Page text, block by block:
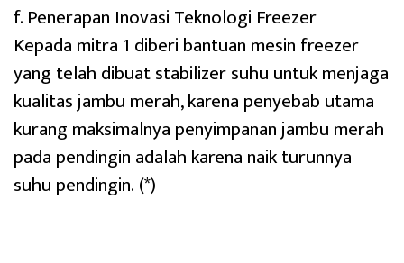
f. Penerapan Inovasi Teknologi Freezer
Kepada mitra 1 diberi bantuan mesin freezer
yang telah dibuat stabilizer suhu untuk menjaga
kualitas jambu merah, karena penyebab utama
kurang maksimalnya penyimpanan jambu merah
pada pendingin adalah karena naik turunnya
suhu pendingin. (*)